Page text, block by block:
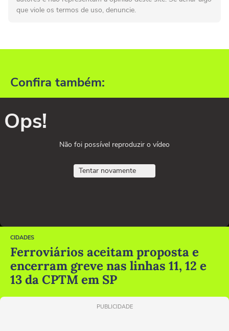
que viole os termos de uso, denuncie.
Confira também:
Ops!
Não foi possível reproduzir o vídeo
Tentar novamente
CIDADES
Ferroviários aceitam proposta e
encerram greve nas linhas 11, 12 e
13 da CPTM em SP
PUBLICIDADE